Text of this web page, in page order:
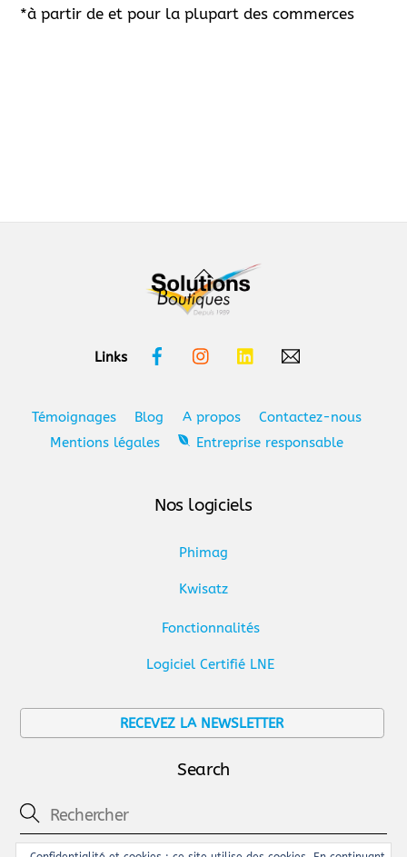
*à partir de et pour la plupart des commerces
Back
To
Links
FacebookInstagram
Témoignages Blog A propos
Contactez-nous
Mentions légales
Entreprise responsable
Nos logiciels
Phimag
Kwisatz
Fonctionnalités
Logiciel Certifié LNE
RECEVEZ LA NEWSLETTER
Search